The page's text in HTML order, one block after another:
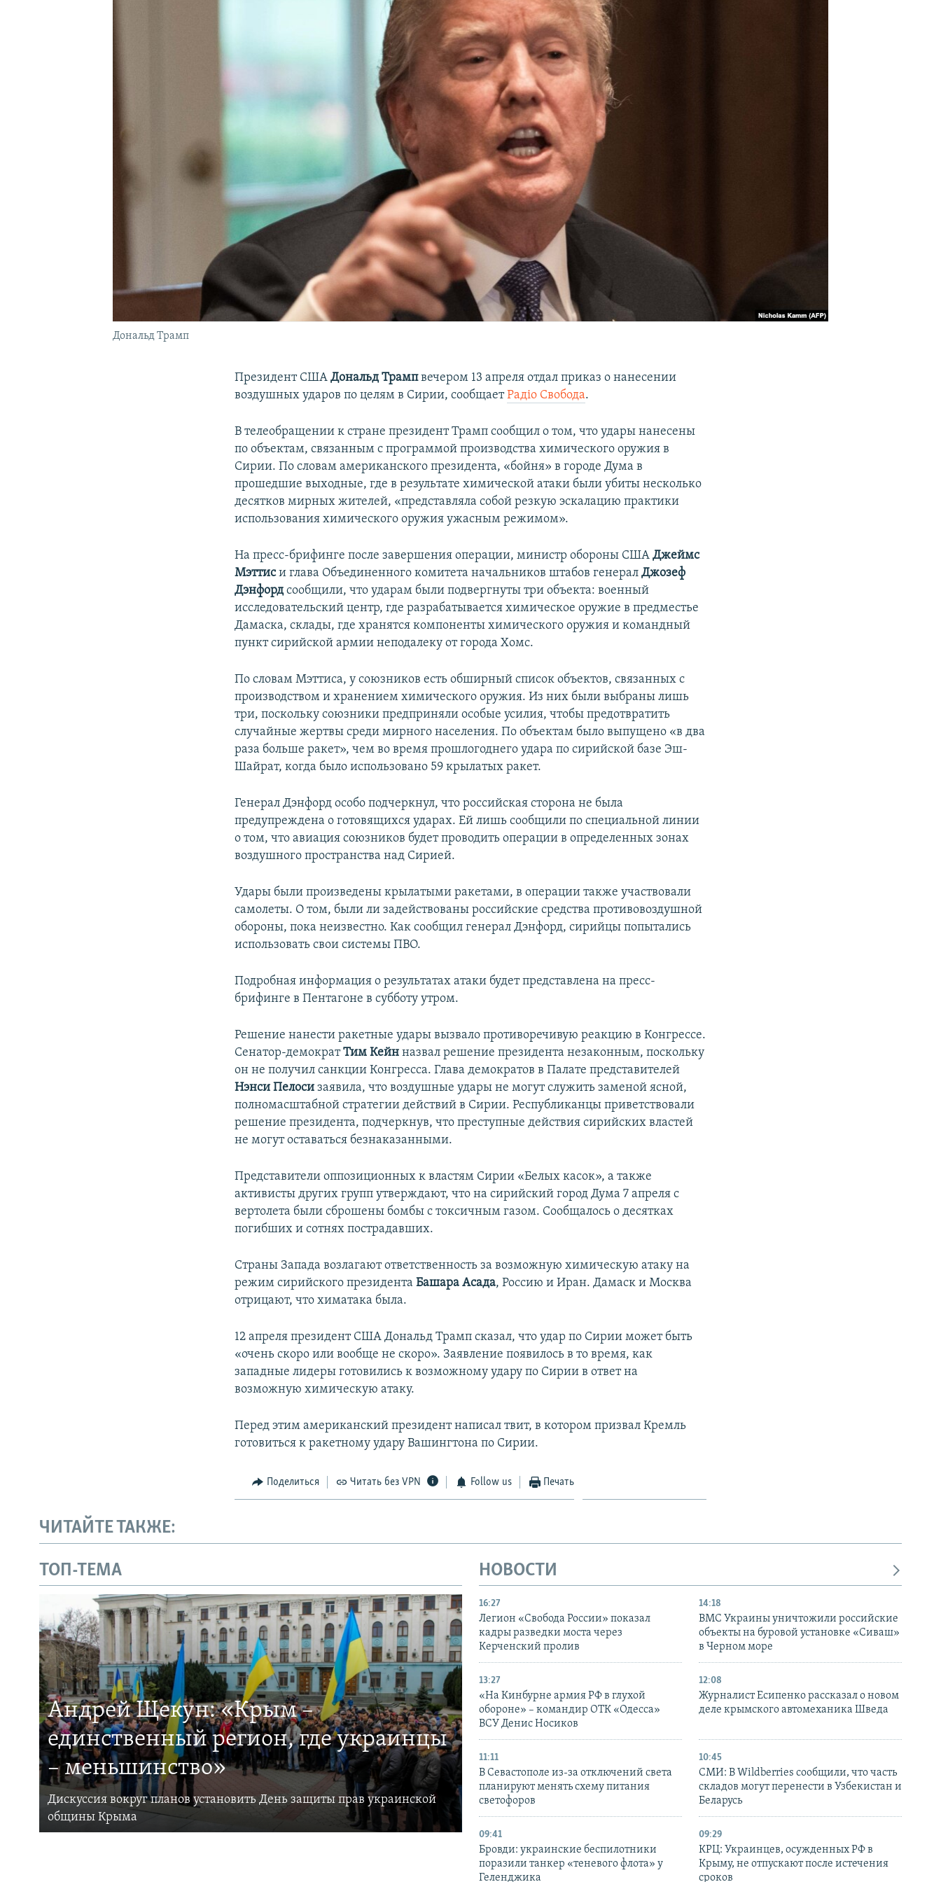
Дональд Трамп
Президент СШАДональд Трампвечером 13 апреля отдал приказ о нанесении
воздушных ударов по целям в Сирии, сообщаетРадіо Свобода.
В телеобращении к стране президент Трамп сообщил о том, что удары нанесены
по объектам, связанным с программой производства химического оружия в
Сирии. По словам американского президента, «бойня» в городе Дума в
прошедшие выходные, где в результате химической атаки были убиты несколько
десятков мирных жителей, «представляла собой резкую эскалацию практики
использования химического оружия ужасным режимом».
На пресс-брифинге после завершения операции, министр обороны СШАДжеймс
Мэттиси глава Объединенного комитета начальников штабов генералДжозеф
Дэнфордсообщили, что ударам были подвергнуты три объекта: военный
исследовательский центр, где разрабатывается химическое оружие в предместье
Дамаска, склады, где хранятся компоненты химического оружия и командный
пункт сирийской армии неподалеку от города Хомс.
По словам Мэттиса, у союзников есть обширный список объектов, связанных с
производством и хранением химического оружия. Из них были выбраны лишь
три, поскольку союзники предприняли особые усилия, чтобы предотвратить
случайные жертвы среди мирного населения. По объектам было выпущено «в два
раза больше ракет», чем во время прошлогоднего удара по сирийской базе Эш-
Шайрат, когда было использовано 59 крылатых ракет.
Генерал Дэнфорд особо подчеркнул, что российская сторона не была
предупреждена о готовящихся ударах. Ей лишь сообщили по специальной линии
о том, что авиация союзников будет проводить операции в определенных зонах
воздушного пространства над Сирией.
Удары были произведены крылатыми ракетами, в операции также участвовали
самолеты. О том, были ли задействованы российские средства противовоздушной
обороны, пока неизвестно. Как сообщил генерал Дэнфорд, сирийцы попытались
использовать свои системы ПВО.
Подробная информация о результатах атаки будет представлена на пресс-
брифинге в Пентагоне в субботу утром.
Решение нанести ракетные удары вызвало противоречивую реакцию в Конгрессе.
Сенатор-демократТим Кейн назвал решение президента незаконным, поскольку
он не получил санкции Конгресса. Глава демократов в Палате представителей
Нэнси Пелоси заявила, что воздушные удары не могут служить заменой ясной,
полномасштабной стратегии действий в Сирии. Республиканцы приветствовали
решение президента, подчеркнув, что преступные действия сирийских властей
не могут оставаться безнаказанными.
Представители оппозиционных к властям Сирии «Белых касок», а также
активисты других групп утверждают, что на сирийский город Дума 7 апреля с
вертолета были сброшены бомбы с токсичным газом. Сообщалось о десятках
погибших и сотнях пострадавших.
Страны Запада возлагают ответственность за возможную химическую атаку на
режим сирийского президентаБашара Асада, Россию и Иран. Дамаск и Москва
отрицают, что химатака была.
12 апреля президент США Дональд Трамп сказал, что удар по Сирии может быть
«очень скоро или вообще не скоро». Заявление появилось в то время, как
западные лидеры готовились к возможному удару по Сирии в ответ на
возможную химическую атаку.
Перед этим американский президент написал твит, в котором призвал Кремль
готовиться к ракетному удару Вашингтона по Сирии.
Поделиться Читать без VPN Follow us Печать
ЧИТАЙТЕ ТАКЖЕ:
ТОП-ТЕМА
Андрей Щекун: «Крым –
единственный регион, где украинцы
– меньшинство»
Дискуссия вокруг планов установить День защиты прав украинской
общины Крыма
НОВОСТИ
16:27
Легион «Свобода России» показал
кадры разведки моста через
Керченский пролив
14:18
ВМС Украины уничтожили российские
объекты на буровой установке «Сиваш»
в Черном море
13:27
«На Кинбурне армия РФ в глухой
обороне» – командир ОТК «Одесса»
ВСУ Денис Носиков
12:08
Журналист Есипенко рассказал о новом
деле крымского автомеханика Шведа
11:11
В Севастополе из-за отключений света
планируют менять схему питания
светофоров
10:45
СМИ: В Wildberries сообщили, что часть
складов могут перенести в Узбекистан и
Беларусь
09:41
Бровди: украинские беспилотники
поразили танкер «теневого флота» у
Геленджика
09:29
КРЦ: Украинцев, осужденных РФ в
Крыму, не отпускают после истечения
сроков